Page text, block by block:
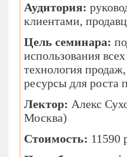
Аудитория:
клиентами,
Цель семинара:
использования
технология
ресурсы для роста
Лектор: Алекс
Москва)
Стоимость: 11590